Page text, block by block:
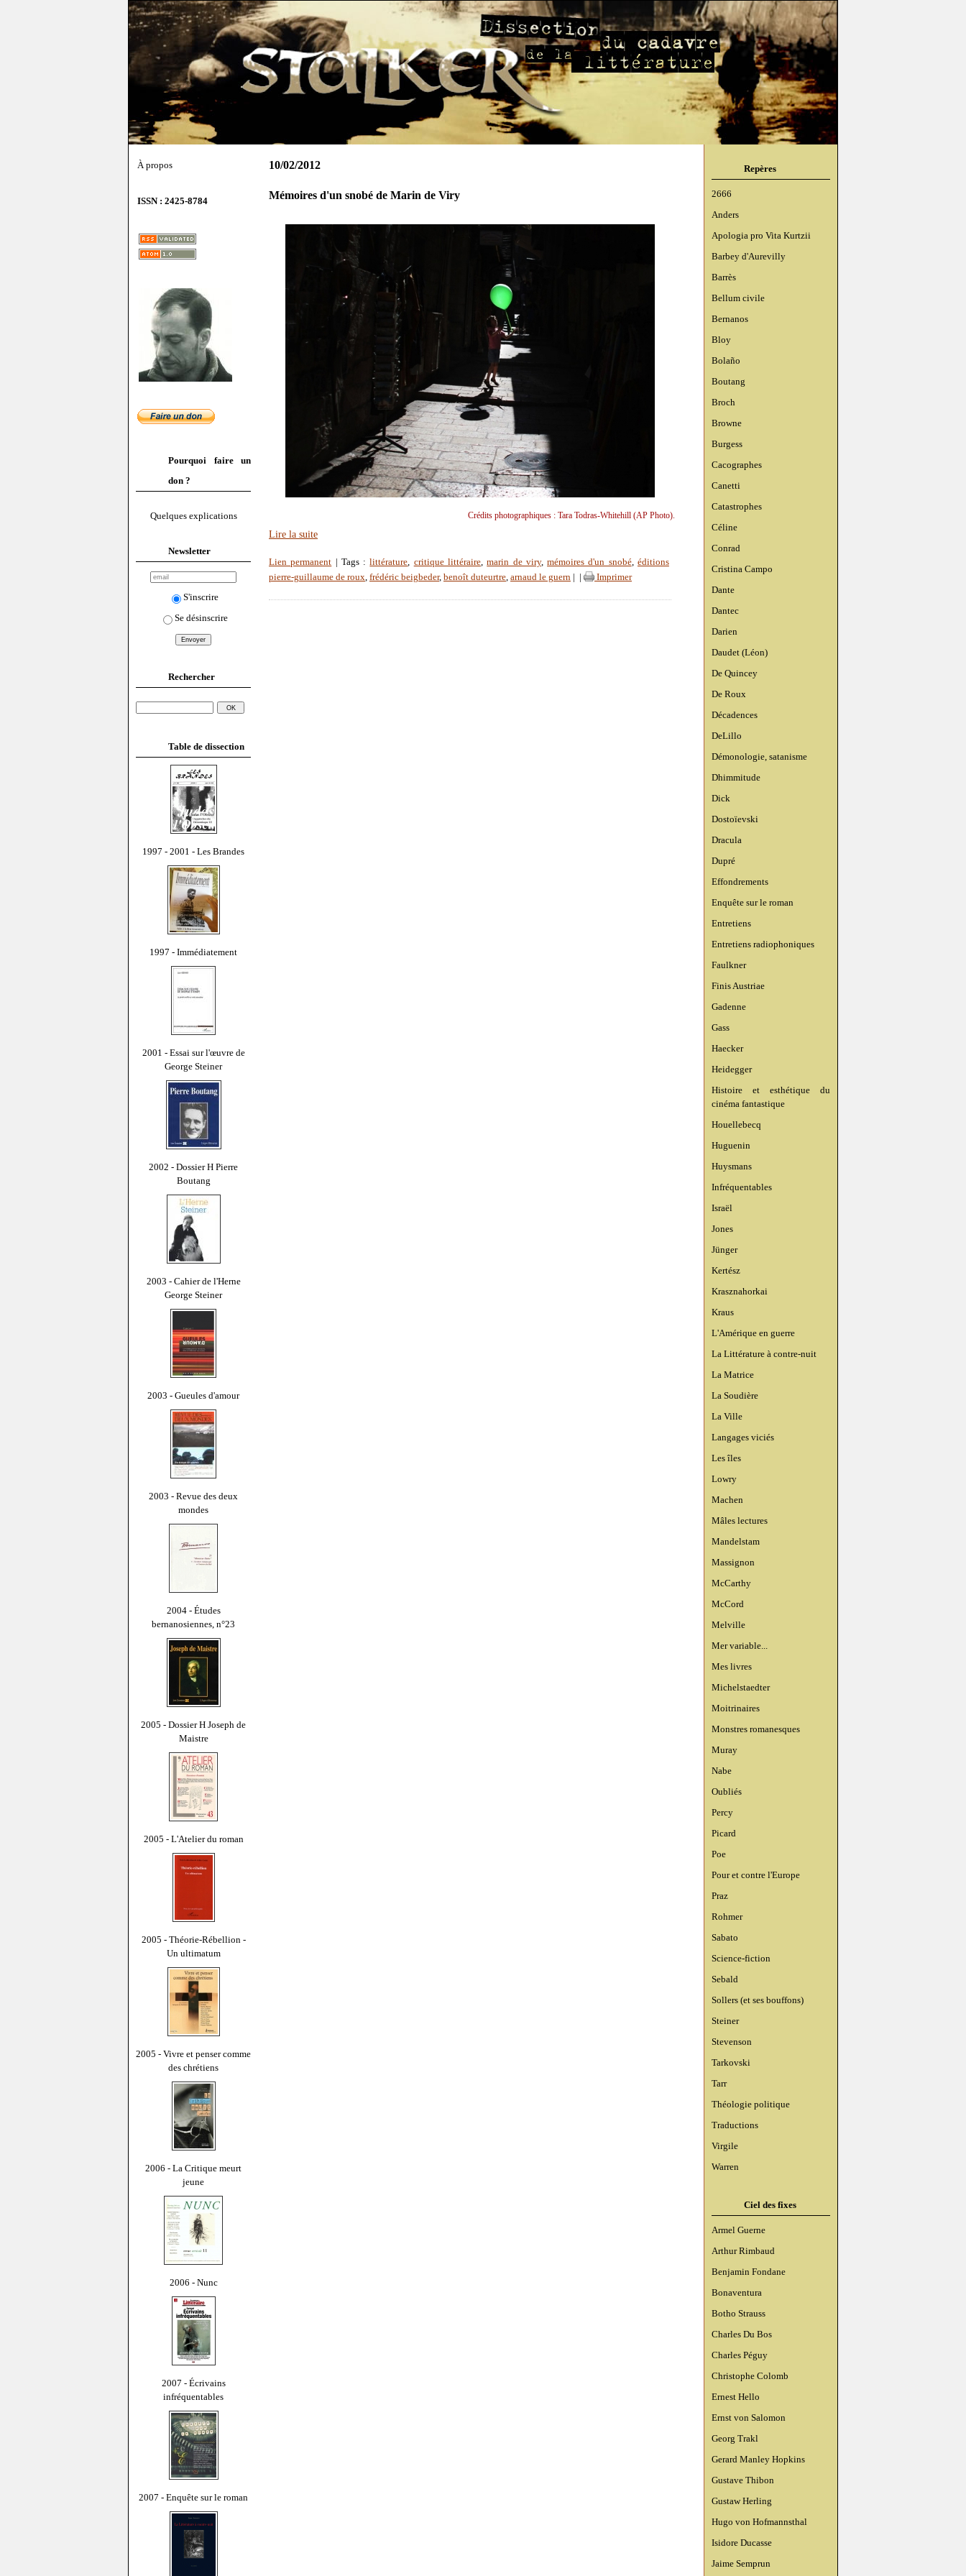
À propos
ISSN : 2425-8784
Pourquoi faire un
don ?
Quelques explications
Newsletter
S'inscrire
Se désinscrire
Rechercher
Table de dissection
1997 - 2001 - Les Brandes
1997 - Immédiatement
2001 - Essai sur l'œuvre de
George Steiner
2002 - Dossier H Pierre
Boutang
2003 - Cahier de l'Herne
George Steiner
2003 - Gueules d'amour
2003 - Revue des deux
mondes
2004 - Études
bernanosiennes, n°23
2005 - Dossier H Joseph de
Maistre
2005 - L'Atelier du roman
2005 - Théorie-Rébellion -
Un ultimatum
2005 - Vivre et penser comme
des chrétiens
2006 - La Critique meurt
jeune
2006 - Nunc
2007 - Écrivains
infréquentables
2007 - Enquête sur le roman
Repères
2666
Anders
Apologia pro Vita Kurtzii
Barbey d'Aurevilly
Barrès
Bellum civile
Bernanos
Bloy
Bolaño
Boutang
Broch
Browne
Burgess
Cacographes
Canetti
Catastrophes
Céline
Conrad
Cristina Campo
Dante
Dantec
Darien
Daudet (Léon)
De Quincey
De Roux
Décadences
DeLillo
Démonologie, satanisme
Dhimmitude
Dick
Dostoïevski
Dracula
Dupré
Effondrements
Enquête sur le roman
Entretiens
Entretiens radiophoniques
Faulkner
Finis Austriae
Gadenne
Gass
Haecker
Heidegger
Histoire et esthétique du
cinéma fantastique
Houellebecq
Huguenin
Huysmans
Infréquentables
Israël
Jones
Jünger
Kertész
Krasznahorkai
Kraus
L'Amérique en guerre
La Littérature à contre-nuit
La Matrice
La Soudière
La Ville
Langages viciés
Les îles
Lowry
Machen
Mâles lectures
Mandelstam
Massignon
McCarthy
McCord
Melville
Mer variable...
Mes livres
Michelstaedter
Moitrinaires
Monstres romanesques
Muray
Nabe
Oubliés
Percy
Picard
Poe
Pour et contre l'Europe
Praz
Rohmer
Sabato
Science-fiction
Sebald
Sollers (et ses bouffons)
Steiner
Stevenson
Tarkovski
Tarr
Théologie politique
Traductions
Virgile
Warren
Ciel des fixes
Armel Guerne
Arthur Rimbaud
Benjamin Fondane
Bonaventura
Botho Strauss
Charles Du Bos
Charles Péguy
Christophe Colomb
Ernest Hello
Ernst von Salomon
Georg Trakl
Gerard Manley Hopkins
Gustave Thibon
Gustaw Herling
Hugo von Hofmannsthal
Isidore Ducasse
Jaime Semprun
10/02/2012
Mémoires d'un snobé de Marin de Viry
Crédits photographiques : Tara Todras-Whitehill (AP Photo).
Lire la suite
Lien permanent | Tags :littérature, critique littéraire,marin de viry,mémoires d'un snobé, éditions
pierre-guillaume de roux, frédéric beigbeder, benoît duteurtre, arnaud le guern Imprimer